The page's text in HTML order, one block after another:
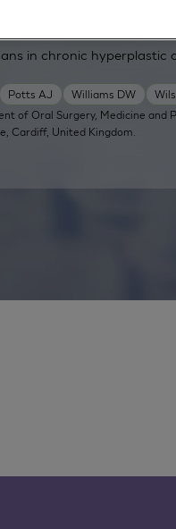
Potts AJ Williams DW
in chronic hyperplastic
of Oral Surgery, Medicine and
Cardiff, United Kingdom.